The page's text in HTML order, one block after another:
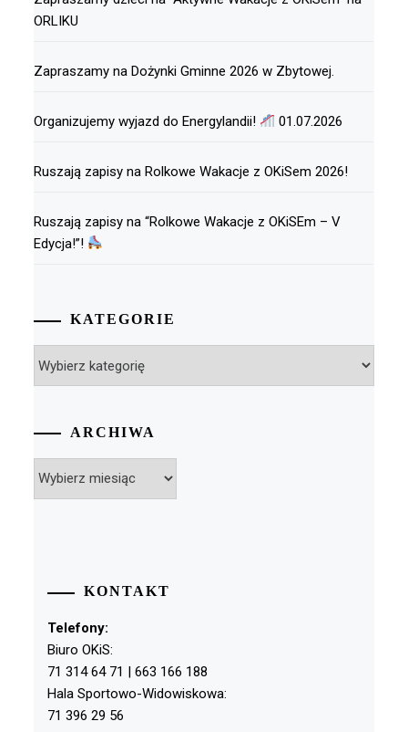
ORLIKU
Zapraszamy na Dożynki Gminne 2026 w Zbytowej.
Organizujemy wyjazd do Energylandii! 01.07.2026
Ruszają zapisy na Rolkowe Wakacje z OKiSem 2026!
Ruszają zapisy na “Rolkowe Wakacje z OKiSEm – V
Edycja!”!
KATEGORIE
ARCHIWA
KONTAKT
Telefony:
Biuro OKiS:
71 314 64 71 | 663 166 188
Hala Sportowo-Widowiskowa:
71 396 29 56